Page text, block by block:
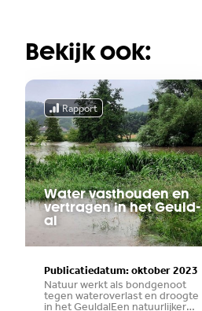
Bekijk ook:
Rapport
Water vast­hou­den en
ver­tra­gen in het Geuld­
al
Publicatiedatum: oktober 2023
Natuur werkt als bondgenoot
tegen wateroverlast en droogte
in het GeuldalEen natuurlijker